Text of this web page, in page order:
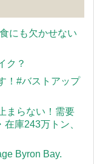
にも欠かせない
ク？
！#バストアップ
まらない！需要
庫243万トン、
Byron Bay.